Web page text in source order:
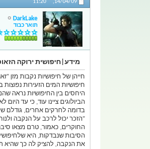
14/04/09,
11:20
DarkLake
תואר כבוד
מידע|חיפושית ירוקה
חייהן של חיפושיות נקבות מזן
חיפושיות המים הזעירות
היחסים בין החיפושיות נראה
הביולוגים ציינו עוד, כי עד
בדומה לחרקים אחרים, גודלם
"הזכר יכול לרכב על הנקבה
החוקרים, כאמור, טרם מצאו
הסיבות שנבדקות, היא
את הנקבה, להציק לה כך שהיא